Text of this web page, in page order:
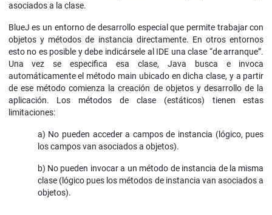
asociados a la clase.
BlueJ es un entorno de desarrollo especial que permite trabajar con
objetos y métodos de instancia directamente. En otros entornos
esto no es posible y debe indicársele al IDE una clase “de arranque”.
Una vez se especifica esa clase, Java busca e invoca
automáticamente el método main ubicado en dicha clase, y a partir
de ese método comienza la creación de objetos y desarrollo de la
aplicación. Los métodos de clase (estáticos) tienen estas
limitaciones:
a) No pueden acceder a campos de instancia (lógico, pues
los campos van asociados a objetos).
b) No pueden invocar a un método de instancia de la misma
clase (lógico pues los métodos de instancia van asociados a
objetos).